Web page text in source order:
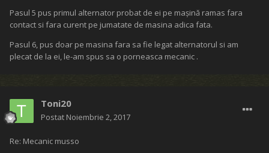
Pasul 5 pus primul alternator probat de ei pe mașină ramas fara
contact si fara curent pe jumatate de masina adica fata.
Pasul 6, pus doar pe masina fara sa fie legat alternatorul si am
plecat de la ei, le-am spus sa o porneasca mecanic .
Toni20
Postat Noiembrie 2, 2017
Re: Mecanic musso